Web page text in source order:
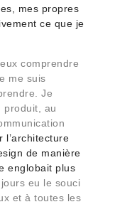
mes propres
ce que je
comprendre
me suis
Je
produit, au
l’architecture
de manière
englobait plus
eu le souci
et à toutes les